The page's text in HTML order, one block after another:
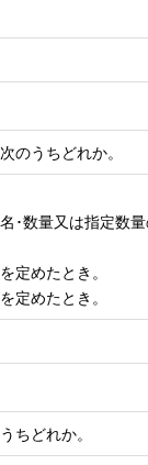
のうちどれか。
数量又は指定数量
定めたとき。
定めたとき。
ちどれか。